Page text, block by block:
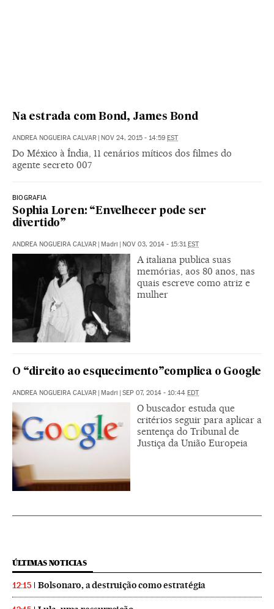
Na estrada com Bond, James Bond
ANDREA NOGUEIRA CALVAR NOV 24, 2015 - 14:59 EST
Do México à Índia, 11 cenários míticos dos filmes do
agente secreto 007
BIOGRAFIA
Sophia Loren: “Envelhecer pode ser
divertido”
ANDREA NOGUEIRA CALVAR Madri NOV 03, 2014 - 15:31 EST
A italiana publica suas
memórias, aos 80 anos, nas
quais escreve como atriz e
mulher
O “direito ao esquecimento”complica o Google
ANDREA NOGUEIRA CALVAR Madri SEP 07, 2014 - 10:44 EDT
O buscador estuda que
critérios seguir para aplicar a
sentença do Tribunal de
Justiça da União Europeia
ÚLTIMAS NOTICIAS
12:15 Bolsonaro, a destruição como estratégia